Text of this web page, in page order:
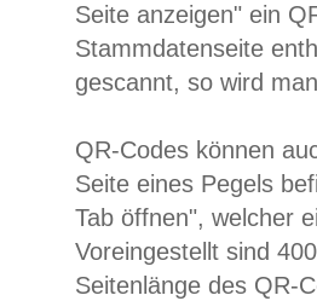
Seite anzeigen" ein
Stammdatenseite
gescannt, so wird
QR-Codes können
Seite eines Pegels
Tab öffnen", welcher
Voreingestellt sind
Seitenlänge des QR-